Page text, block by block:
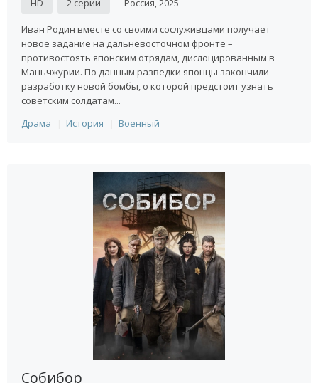
HD 2 серии Россия, 2025
Иван Родин вместе со своими сослуживцами получает
новое задание на дальневосточном фронте –
противостоять японским отрядам, дислоцированным в
Маньчжурии. По данным разведки японцы закончили
разработку новой бомбы, о которой предстоит узнать
советским солдатам...
Драма
История Военный
Собибор